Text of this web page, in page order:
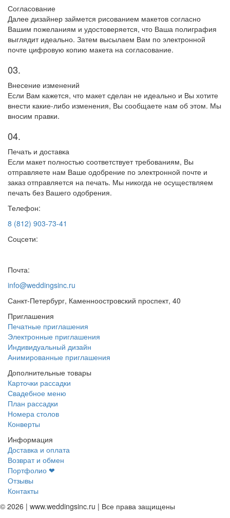
Согласование
Далее дизайнер займется рисованием макетов согласно
Вашим пожеланиям и удостоверяется, что Ваша полиграфия
выглядит идеально. Затем высылаем Вам по электронной
почте цифровую копию макета на согласование.
03.
Внесение изменений
Если Вам кажется, что макет сделан не идеально и Вы хотите
внести какие-либо изменения, Вы сообщаете нам об этом. Мы
вносим правки.
04.
Печать и доставка
Если макет полностью соответствует требованиям, Вы
отправляете нам Ваше одобрение по электронной почте и
заказ отправляется на печать. Мы никогда не осуществляем
печать без Вашего одобрения.
Телефон:
8 (812) 903-73-41
Соцсети:
Почта:
info@weddingsinc.ru
Санкт-Петербург, Каменноостровский проспект, 40
Приглашения
Печатные приглашения
Электронные приглашения
Индивидуальный дизайн
Анимированные приглашения
Дополнительные товары
Карточки рассадки
Свадебное меню
План рассадки
Номера столов
Конверты
Информация
Доставка и оплата
Возврат и обмен
Портфолио ❤︎
Отзывы︎
Контакты
© 2026 | www.weddingsinc.ru | Все права защищены